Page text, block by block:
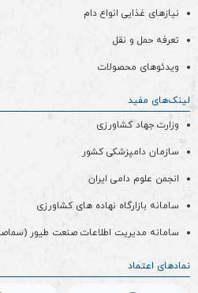
نیازهای غذایی انواع دام
تعرفه حمل و نقل
ویدئو‌های محصولات
لینک‌های مفید
وزارت جهاد کشاورزی
سازمان دامپزشکی کشور
انجمن علوم دامی ایران
سامانه بازارگاه نهاده های کشاورزی
سامانه مدیریت اطلاعات صنعت طیور
نمادهای اعتماد